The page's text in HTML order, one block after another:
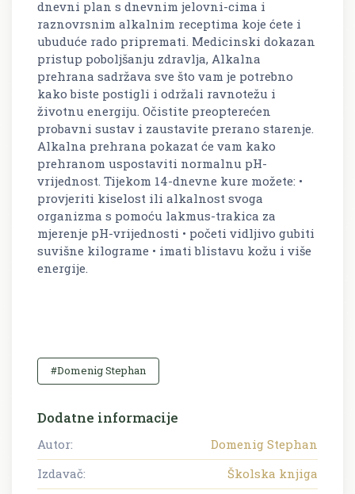
dnevni plan s dnevnim jelovni-cima i
raznovrsnim alkalnim receptima koje ćete i
ubuduće rado pripremati. Medicinski dokazan
pristup poboljšanju zdravlja, Alkalna
prehrana sadržava sve što vam je potrebno
kako biste postigli i održali ravnotežu i
životnu energiju. Očistite preopterećen
probavni sustav i zaustavite prerano starenje.
Alkalna prehrana pokazat će vam kako
prehranom uspostaviti normalnu pH-
vrijednost. Tijekom 14-dnevne kure možete: •
provjeriti kiselost ili alkalnost svoga
organizma s pomoću lakmus-trakica za
mjerenje pH-vrijednosti • početi vidljivo gubiti
suvišne kilograme • imati blistavu kožu i više
energije.
#Domenig Stephan
Dodatne informacije
Autor:
Domenig Stephan
Izdavač:
Školska knjiga